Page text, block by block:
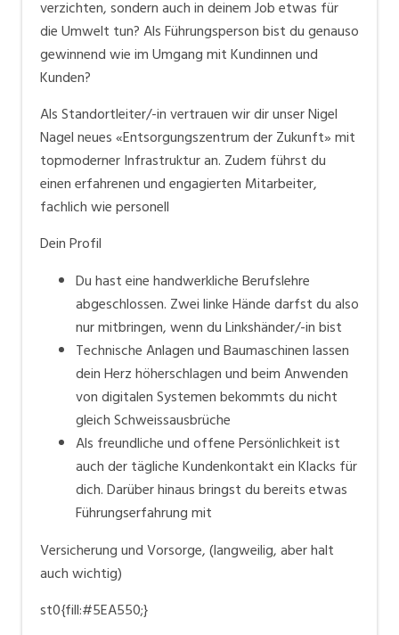
hin zum professionellen Recycling – wir sind Ihre
verlässlicher Gesamtentsorgungspartnerin.
Ethisch, sozial, zukunftsweisend
Als attraktive Arbeitgeberin beschäftigen wir rund
100 Mitarbeitende in den verschiedensten,
spannenden Berufsfeldern. Jedes Jahr bieten wir
jungen Menschen die Möglichkeit, mit uns ins
Berufsleben zu starten und eine umfassende
Berufsausbildung zu geniessen. Wir bilden Lernende in
den verschiedensten Tätigkeitsfeldern aus.
Regional, nah
Wir sind ganz in Ihrer Nähe, was uns als Ihre
zuverlässige Anlaufstelle für alle
entsorgungstechnischen Belangen auszeichnet. Unser
Tätigkeitsgebiet erstreckt sich über rund 130
Gemeinden in den Regionen Aare-, Gürbe- und
Emmental sowie Berner Oberland. Wir entsorgen
Abfälle von über 350'000 Menschen – und Ihnen.
verzichten, sondern auch in deinem Job etwas für
die Umwelt tun? Als Führungsperson bist du genauso
gewinnend wie im Umgang mit Kundinnen und
Kunden?
Als Standortleiter/-in vertrauen wir dir unser Nigel
Nagel neues «Entsorgungszentrum der Zukunft» mit
topmoderner Infrastruktur an. Zudem führst du
einen erfahrenen und engagierten Mitarbeiter,
fachlich wie personell
Dein Profil
Du hast eine handwerkliche Berufslehre
abgeschlossen. Zwei linke Hände darfst du also
nur mitbringen, wenn du Linkshänder/-in bist
Technische Anlagen und Baumaschinen lassen
dein Herz höherschlagen und beim Anwenden
von digitalen Systemen bekommts du nicht
gleich Schweissausbrüche
Als freundliche und offene Persönlichkeit ist
auch der tägliche Kundenkontakt ein Klacks für
dich. Darüber hinaus bringst du bereits etwas
Führungserfahrung mit
Versicherung und Vorsorge, (langweilig, aber halt
auch wichtig)
st0{fill:#5EA550;}